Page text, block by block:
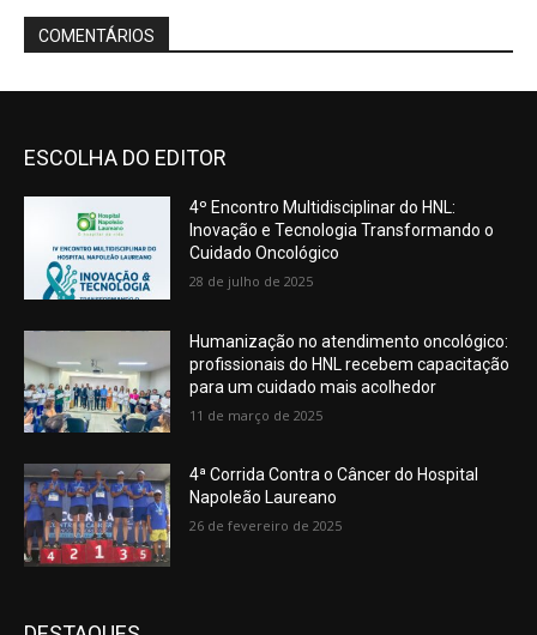
ESCOLHA DO EDITOR
4º Encontro Multidisciplinar do HNL:
Inovação e Tecnologia Transformando o
Cuidado Oncológico
28 de julho de 2025
Humanização no atendimento oncológico:
profissionais do HNL recebem capacitação
para um cuidado mais acolhedor
11 de março de 2025
4ª Corrida Contra o Câncer do Hospital
Napoleão Laureano
26 de fevereiro de 2025